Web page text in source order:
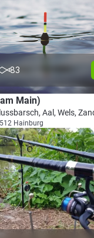
83
Main)
Aal, Wels,
Hainburg